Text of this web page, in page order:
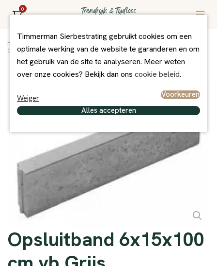
0
Home Opsluitbanden
Opsluitbanden / kantopsluiting / Opsluitband 6x15x100 cm vb Grijs
Opsluitband 6x15x100
Timmerman Sierbestrating gebruikt cookies om een
optimale werking van de website te garanderen en om
het gebruik van de site te analyseren. Meer weten
over onze cookies? Bekijk dan ons cookie beleid.
Weiger
Voorkeuren
Alles accepteren